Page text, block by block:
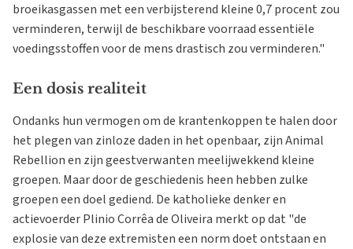
broeikasgassen met een verbijsterend kleine 0,7 procent zou
verminderen, terwijl de beschikbare voorraad essentiële
voedingsstoffen voor de mens drastisch zou verminderen."
Een dosis realiteit
Ondanks hun vermogen om de krantenkoppen te halen door
het plegen van zinloze daden in het openbaar, zijn Animal
Rebellion en zijn geestverwanten meelijwekkend kleine
groepen. Maar door de geschiedenis heen hebben zulke
groepen een doel gediend. De katholieke denker en
actievoerder Plinio Corrêa de Oliveira merkt op dat "de
explosie van deze extremisten een norm doet ontstaan en